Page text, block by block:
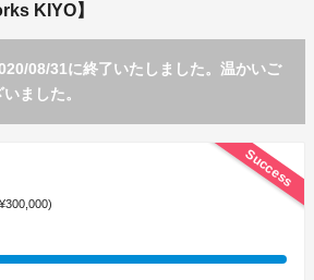
KIYO】
08/31に終了いたしました。温かいご
ました。
Success